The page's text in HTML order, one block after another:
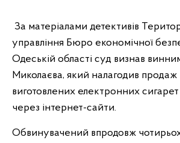
За матеріалами детективів
управління Бюро економічної
Одеській області суд визнав
Миколаєва, який налагодив
виготовлених електронних
через інтернет-сайти.
Обвинувачений впродовж